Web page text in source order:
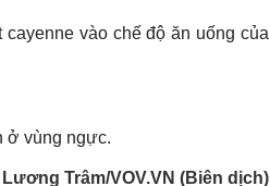
vào chế độ ăn uống của
ở vùng ngực.
Trâm/VOV.VN (Biên dịch)